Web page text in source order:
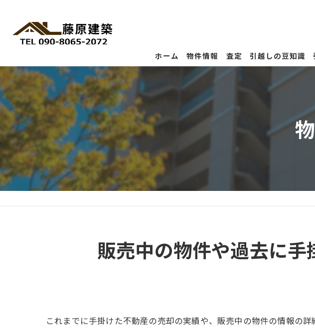
ホーム 物件情報 査定 引越しの豆知識
販売中の物件や過去に
これまでに手掛けた不動産の売却の実績や、販売中の物件の情報の